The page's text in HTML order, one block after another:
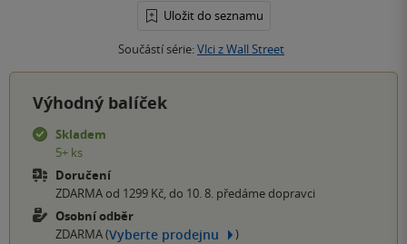
Uložit do seznamu
Součástí série:Vlci z Wall Street
Výhodný balíček
Skladem
5+ ks
Doručení
ZDARMA od 1299 Kč, do 10. 8. předáme dopravci
Osobní odběr
ZDARMA (Vyberte prodejnu )